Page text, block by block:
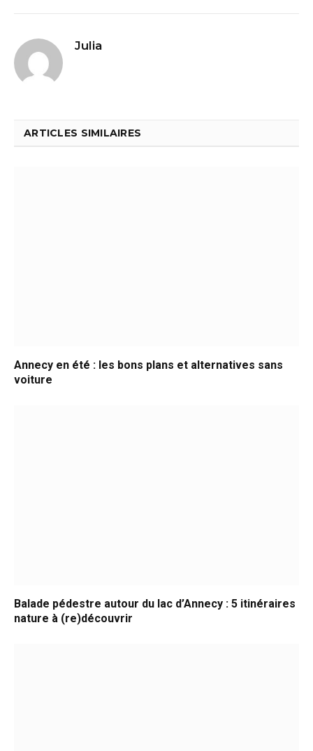
Julia
ARTICLES SIMILAIRES
Annecy en été : les bons plans et alternatives sans
voiture
Balade pédestre autour du lac d’Annecy : 5 itinéraires
nature à (re)découvrir